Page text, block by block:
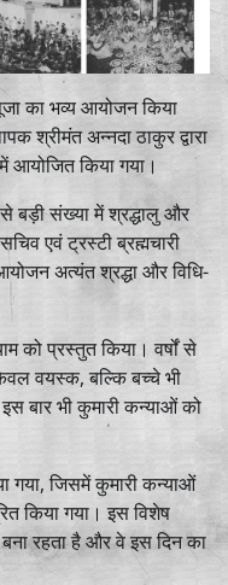
का भव्य आयोजन किया
श्रीमंत अन्नदा ठाकुरद्वारा
आयोजित किया गया।
बड़ी संख्या में श्रद्धालु और
एवं ट्रस्टी ब्रह्मचारी
अत्यंत श्रद्धा और विधि-
को प्रस्तुत किया। वर्षों से
वयस्क, बल्कि बच्चे भी
बार भी कुमारी कन्याओं को
गया, जिसमें कुमारी कन्याओं
किया गया। इस विशेष
रहता है और वे इस दिन का